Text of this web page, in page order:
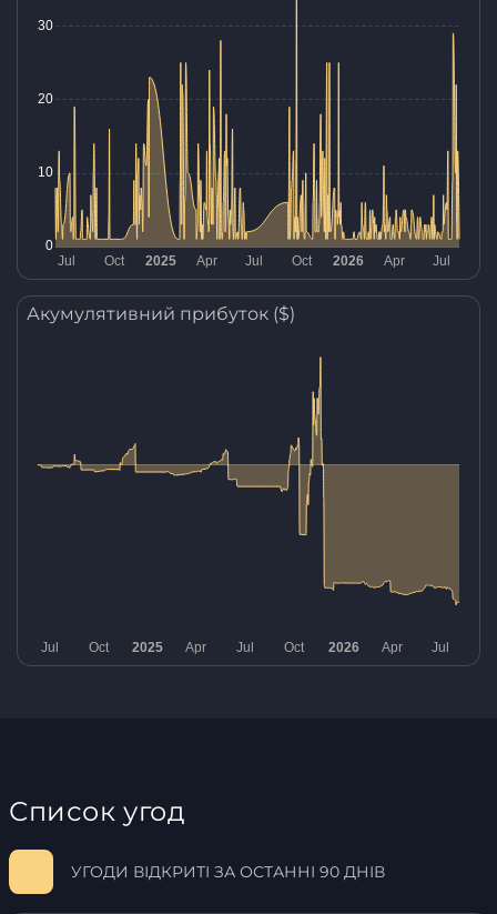
Акумулятивний прибуток ($)
Список угод
УГОДИ ВІДКРИТІ ЗА ОСТАННІ 90 ДНІВ